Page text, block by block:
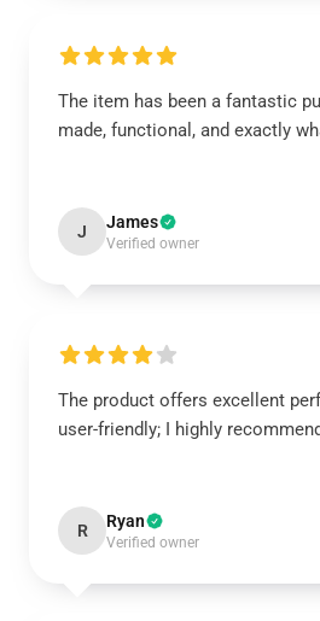
The item has been a fantastic
made, functional, and exactly
J James
Verified owner
The product offers excellent
user-friendly; I highly
R Ryan
Verified owner